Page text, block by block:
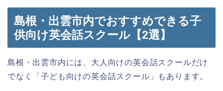
島根・出雲市内でおすすめできる子
供向け英会話スクール【2選】
島根・出雲市内には、大人向けの英会話スクールだけ
でなく「子ども向けの英会話スクール」もあります。